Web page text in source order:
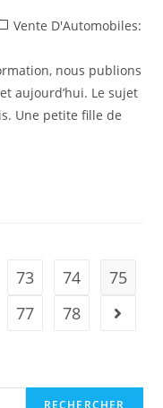
Vente D'Automobiles:
nous publions
aujourd’hui. Le sujet
Une petite fille de
73 74
75
77 78 Aller à